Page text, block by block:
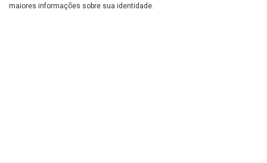
maiores informações sobre sua identidade.